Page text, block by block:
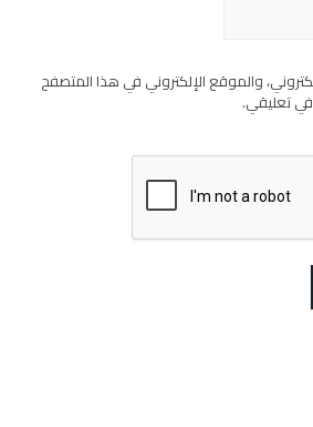
والموقع الإلكتروني في هذا المتصفح
في تعليقي.